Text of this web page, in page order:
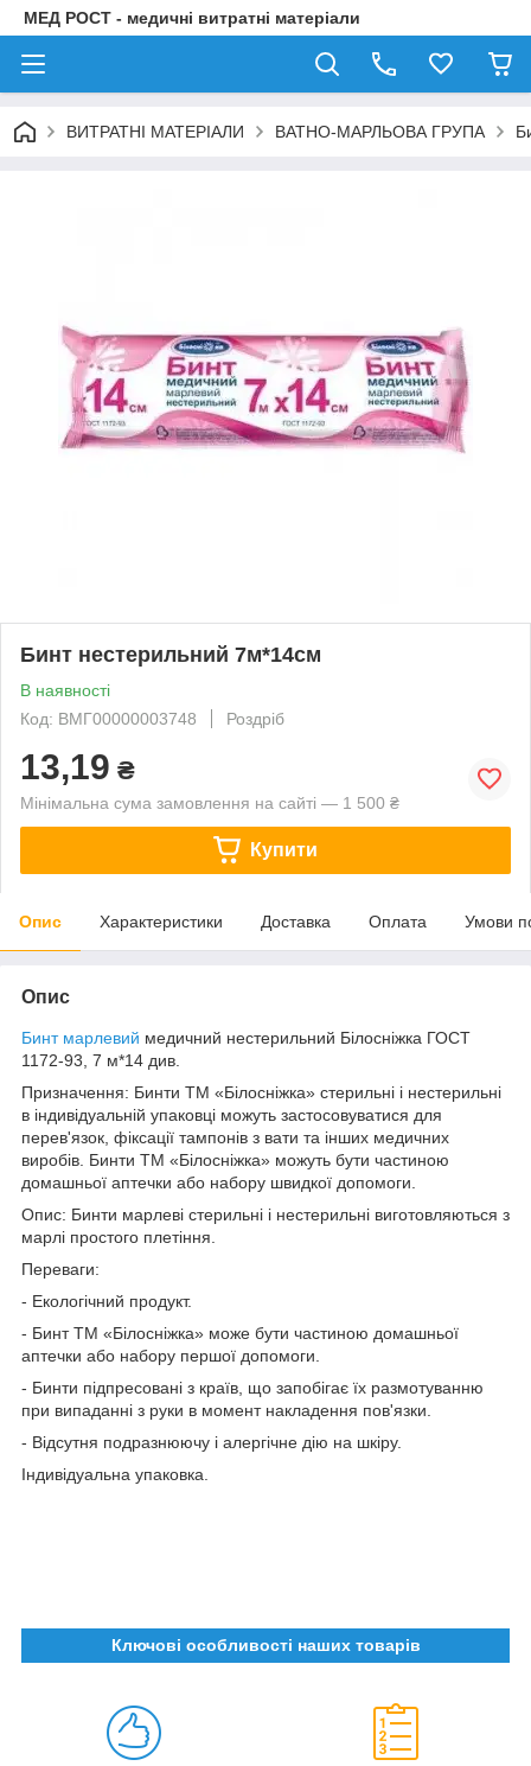
МЕД РОСТ - медичні витратні матеріали
ВИТРАТНІ МАТЕРІАЛИ ВАТНО-МАРЛЬОВА ГРУПА
Бинт нестерильний 7м*14см
В наявності
Код: ВМГ00000003748
Роздріб
13,19 ₴
Мінімальна сума замовлення на сайті — 1 500 ₴
Купити
Опис Характеристики Доставка Оплата Умови
Опис
Бинт марлевий медичний нестерильний Білосніжка ГОСТ
1172-93, 7 м*14 див.
Призначення: Бинти ТМ «Білосніжка» стерильні і нестерильні
в індивідуальній упаковці можуть застосовуватися для
перев'язок, фіксації тампонів з вати та інших медичних
виробів. Бинти ТМ «Білосніжка» можуть бути частиною
домашньої аптечки або набору швидкої допомоги.
Опис: Бинти марлеві стерильні і нестерильні виготовляються з
марлі простого плетіння.
Переваги:
- Екологічний продукт.
- Бинт ТМ «Білосніжка» може бути частиною домашньої
аптечки або набору першої допомоги.
- Бинти підпресовані з країв, що запобігає їх размотуванню
при випаданні з руки в момент накладення пов'язки.
- Відсутня подразнюючу і алергічне дію на шкіру.
Індивідуальна упаковка.
Ключові особливості наших товарів